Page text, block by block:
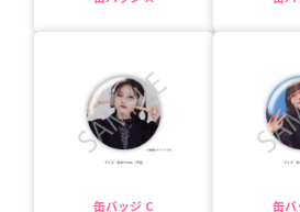
缶バッジ C 缶バ